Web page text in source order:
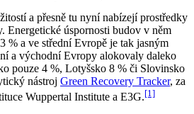
a přesně tu nyní nabízejí prostředky
Energetické úspornosti budov v něm
% a ve střední Evropě je tak jasným
a východní Evropy alokovaly daleko
pouze 4 %, Lotyšsko 8 % či Slovinsko
nástroj Green Recovery Tracker, za
Wuppertal Institute a E3G.[1]